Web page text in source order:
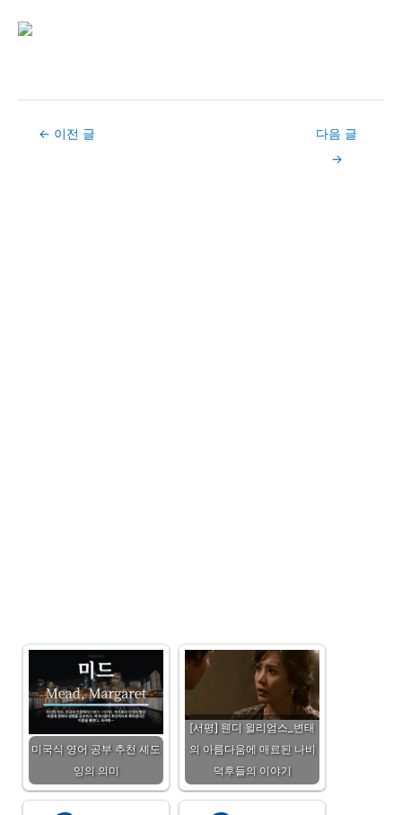
Post← 이전 글
다음 글
→
미국식 영어 공부 추천 셰도
잉의 의미
[서평] 웬디 윌리엄스_변태
의 아름다움에 매료된 나비
덕후들의 이야기